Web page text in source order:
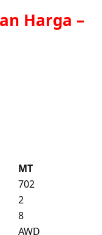
Harga –
MT
702
2
8
AWD